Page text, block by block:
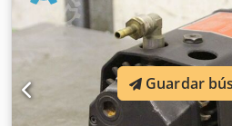
compresión: 240 mbar -
Peso: 67 kg/unidad Dsdpfx Agsun
Guardar